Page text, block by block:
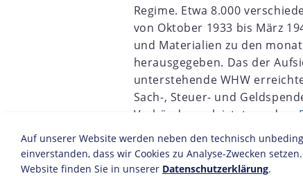
Regime. Etwa 8.000
von Oktober 1933 bis März
und Materialien zu den
herausgegeben. Das der
unterstehende WHW
Sach-, Steuer- und
Verbänden geleistet wurden.
Kulturveranstaltungen, die
und anderen
die von derNSDAP
Auf unserer Website werden neben den technisch
einverstanden, dass wir Cookies zu Analyse-Zwecken
Website finden Sie in unserer Datenschutzerklärung.